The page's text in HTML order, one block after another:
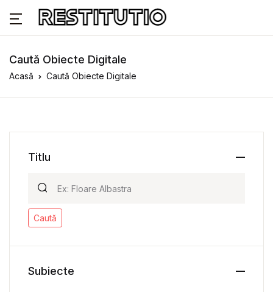
Caută Obiecte Digitale
Acasă Caută Obiecte Digitale
Titlu
Caută
Subiecte